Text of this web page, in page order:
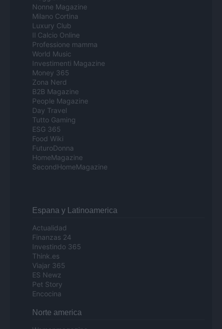
Nonne Magazine
Milano Cortina
Luxury Club
Il Calcio Online
Professione mamma
World Music
Investimenti Magazine
Money 365
Zona Nerd
B2B Magazine
People Magazine
Day Travel
Tutto Gaming
ESG 365
Food Wiki
FuturoDonna
HomeMagazine
SecondHomeMagazine
Espana y Latinoamerica
Actualidad
Finanzas 24
Investindo 365
Think.es
Viajar 365
ES Newz
Pet Story
Encocina
Norte america